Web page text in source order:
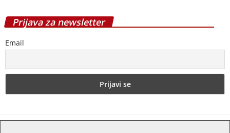
Prijava za newsletter
Email